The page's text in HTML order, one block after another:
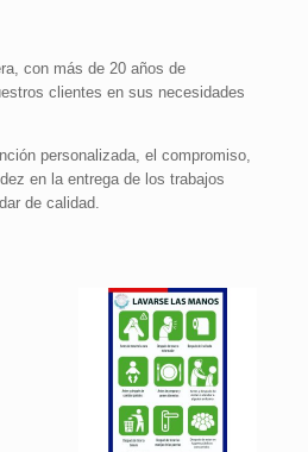
con más de 20 años de
clientes en sus necesidades
personalizada, el compromiso,
en la entrega de los trabajos
de calidad.